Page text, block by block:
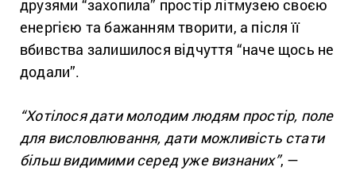
друзями “захопила” простір літмузею своєю
енергією та бажанням творити, а після її
вбивства залишилося відчуття “наче щось не
додали”.
“Хотілося дати молодим людям простір, поле
для висловлювання, дати можливість стати
більш видимими серед уже визнаних”, —